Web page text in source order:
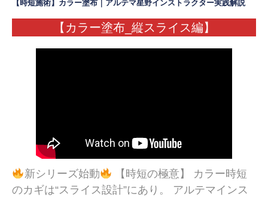
【時短施術】カラー塗布｜アルテマ星野インストラクター実践解説
【カラー塗布_縦スライス編】
新シリーズ始動
【時短の極意】 カラー時短
のカギは“スライス設計”にあり。 アルテマインス